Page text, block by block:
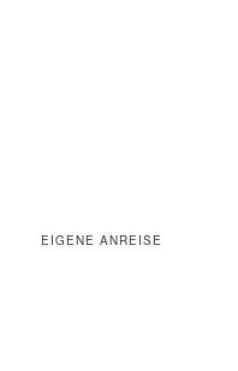
EIGENE ANREISE